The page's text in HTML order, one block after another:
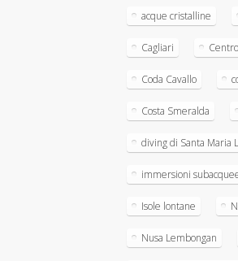
acque cristalline
Cagliari
Coda Cavallo
Costa Smeralda
diving di Santa Maria
immersioni
Isole lontane
Nusa Lembongan